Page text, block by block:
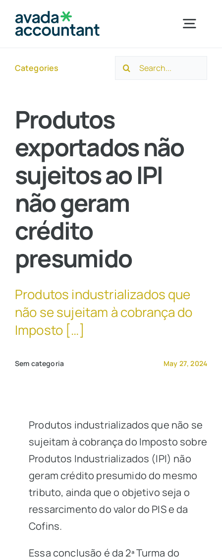
Home
Segmentos
Serviços
Novidades
Contato Comercial
Categories
Search
Produtos
exportados não
sujeitos ao IPI
não geram
crédito
presumido
Produtos industrializados que
não se sujeitam à cobrança do
Imposto […]
Sem categoria May 27, 2024
Produtos industrializados que não se
sujeitam à cobrança do Imposto sobre
Produtos Industrializados (IPI) não
geram crédito presumido do mesmo
tributo, ainda que o objetivo seja o
ressarcimento do valor do PIS e da
Cofins.
Essa conclusão é da 2ª Turma do